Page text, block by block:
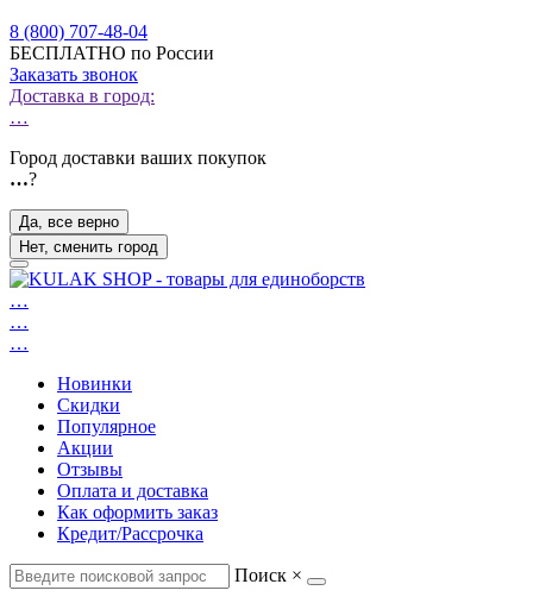
8 (800) 707-48-04
БЕСПЛАТНО по России
Заказать звонок
Доставка в город:
…
Город доставки ваших покупок
…?
Да, все верно
Нет, сменить город
…
…
…
Новинки
Скидки
Популярное
Акции
Отзывы
Оплата и доставка
Как оформить заказ
Кредит/Рассрочка
Поиск ×